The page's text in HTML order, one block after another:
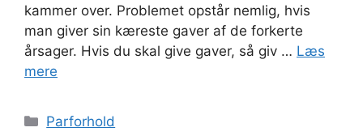
kammer over. Problemet opstår nemlig, hvis
man giver sin kæreste gaver af de forkerte
årsager. Hvis du skal give gaver, så giv … Læs
mere
Kategorier
Parforhold